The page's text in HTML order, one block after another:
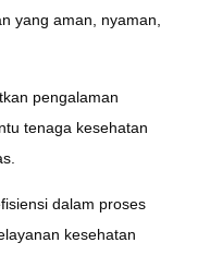
yang aman, nyaman,
pengalaman
tenaga kesehatan
dalam proses
kesehatan